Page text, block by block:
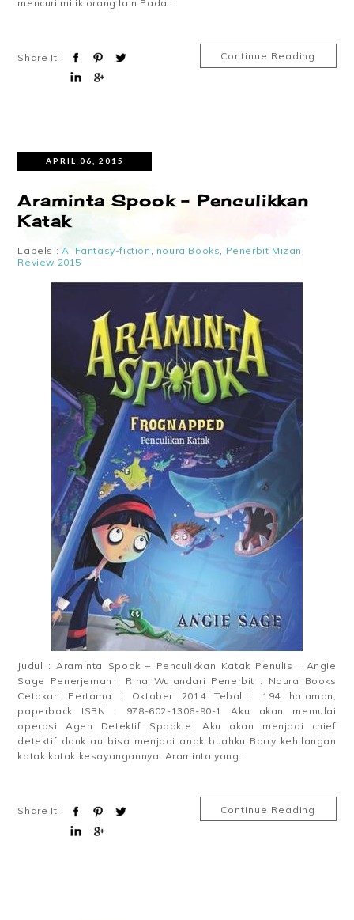
mencuri milik orang lain Pada...
Share It: Continue Reading
APRIL 06, 2015
Araminta Spook – Penculikkan
Katak
Labels : A, Fantasy-fiction , noura Books, Penerbit Mizan ,
Review 2015
Judul : Araminta Spook – Penculikkan Katak Penulis : Angie
Sage Penerjemah : Rina Wulandari Penerbit : Noura Books
Cetakan Pertama : Oktober 2014 Tebal : 194 halaman,
paperback ISBN : 978-602-1306-90-1 Aku akan memulai
operasi Agen Detektif Spookie. Aku akan menjadi chief
detektif dank au bisa menjadi anak buahku Barry kehilangan
katak katak kesayangannya. Araminta yang...
Share It: Continue Reading